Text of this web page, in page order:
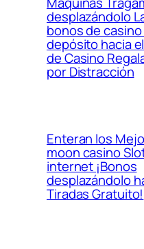
desplazándolo
bonos de
depósito hacia
de Casino
por Distracción
Enteran los
moon casino
internet ¡Bonos
desplazándolo
Tiradas Gratuito!